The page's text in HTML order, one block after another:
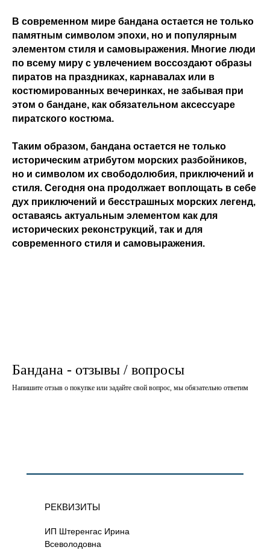
В современном мире бандана остается не только
памятным символом эпохи, но и популярным
элементом стиля и самовыражения. Многие люди
по всему миру с увлечением воссоздают образы
пиратов на праздниках, карнавалах или в
костюмированных вечеринках, не забывая при
этом о бандане, как обязательном аксессуаре
пиратского костюма.
Таким образом, бандана остается не только
историческим атрибутом морских разбойников,
но и символом их свободолюбия, приключений и
стиля. Сегодня она продолжает воплощать в себе
дух приключений и бесстрашных морских легенд,
оставаясь актуальным элементом как для
исторических реконструкций, так и для
современного стиля и самовыражения.
Бандана - отзывы / вопросы
Напишите отзыв о покупке или задайте свой вопрос, мы обязательно ответим
ИП Штеренгас Ирина
Всеволодовна
РЕКВИЗИТЫ